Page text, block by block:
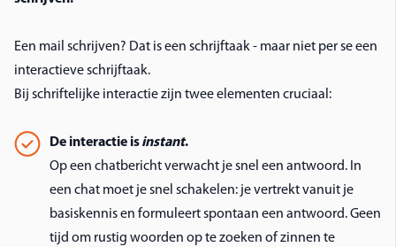
Een mail schrijven? Dat is een schrijftaak - maar niet per se een
interactieve schrijftaak.
Bij schriftelijke interactie zijn twee elementen cruciaal:
De interactie isinstant.
Op een chatbericht verwacht je snel een antwoord. In
een chat moet je snel schakelen: je vertrekt vanuit je
basiskennis en formuleert spontaan een antwoord. Geen
tijd om rustig woorden op te zoeken of zinnen te